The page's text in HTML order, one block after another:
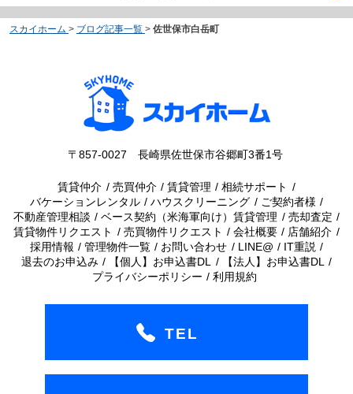
スカイホーム > ブログ記事一覧 > 佐世保市白岳町
〒857-0027 長崎県佐世保市谷郷町3番1号
賃貸仲介 売買仲介 賃貸管理
相続サポート
バケーションレンタル
ハウスクリーニング
ご契約者様
不動産管理相談
ベース契約（米海軍向け）賃貸管理
売却査定
賃貸物件リクエスト
売買物件リクエスト 会社概要
店舗紹介
採用情報
管理物件一覧 お問い合わせ LINE@
IT重説
退去のお申込み
【個人】お申込書DL
【法人】お申込書DL
プライバシーポリシー
利用規約
TEL